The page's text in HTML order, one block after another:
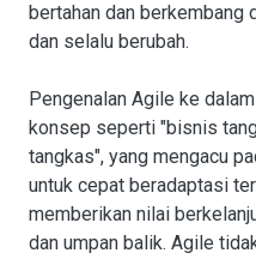
bertahan dan berkembang
dan selalu berubah.
Pengenalan Agile ke
konsep seperti "bisnis
tangkas", yang mengacu
untuk cepat beradaptasi
memberikan nilai
dan umpan balik. Agile